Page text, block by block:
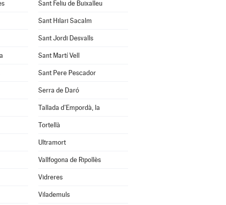
Sant Feliu de Buixalleu
Sant Hilari Sacalm
Sant Jordi Desvalls
Sant Martí Vell
Sant Pere Pescador
Serra de Daró
Tallada d'Empordà, la
Tortellà
Ultramort
Vallfogona de Ripollès
Vidreres
Vilademuls